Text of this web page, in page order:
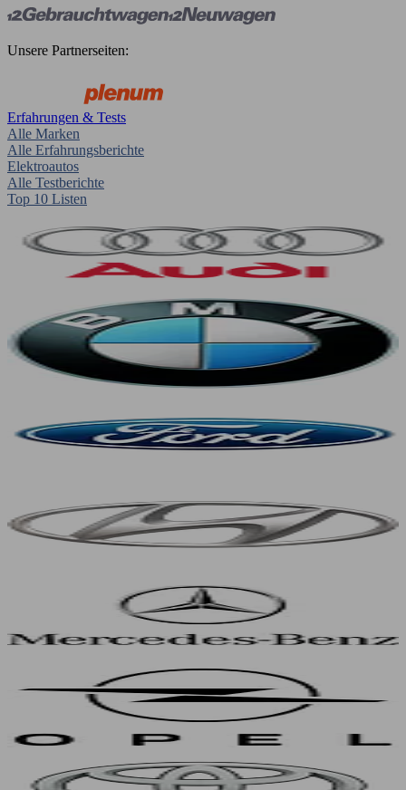
Unsere Partnerseiten:
Erfahrungen & Tests
Alle Marken
Alle Erfahrungsberichte
Elektroautos
Alle Testberichte
Top 10 Listen